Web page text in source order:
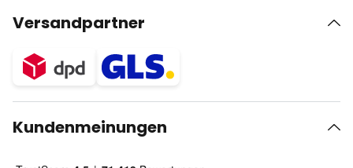
Versandpartner
Kundenmeinungen